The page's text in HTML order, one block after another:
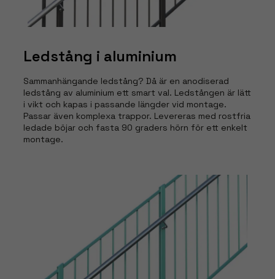
Ledstång i aluminium
Sammanhängande ledstång? Då är en anodiserad
ledstång av aluminium ett smart val. Ledstången är lätt
i vikt och kapas i passande längder vid montage.
Passar även komplexa trappor. Levereras med rostfria
ledade böjar och fasta 90 graders hörn för ett enkelt
montage.